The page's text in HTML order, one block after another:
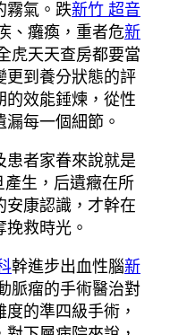
霧氣。跌新竹 超音
、癱瘓，重者危新
虎天天查房都要當
更到養分狀態的評
的效能錘煉，從性
每一個細節。
患者家眷來說就是
產生，后遺癥在所
安康認識，才幹在
救時光。
幹進步出血性腦新
脈瘤的手術醫治對
的準四級手術，